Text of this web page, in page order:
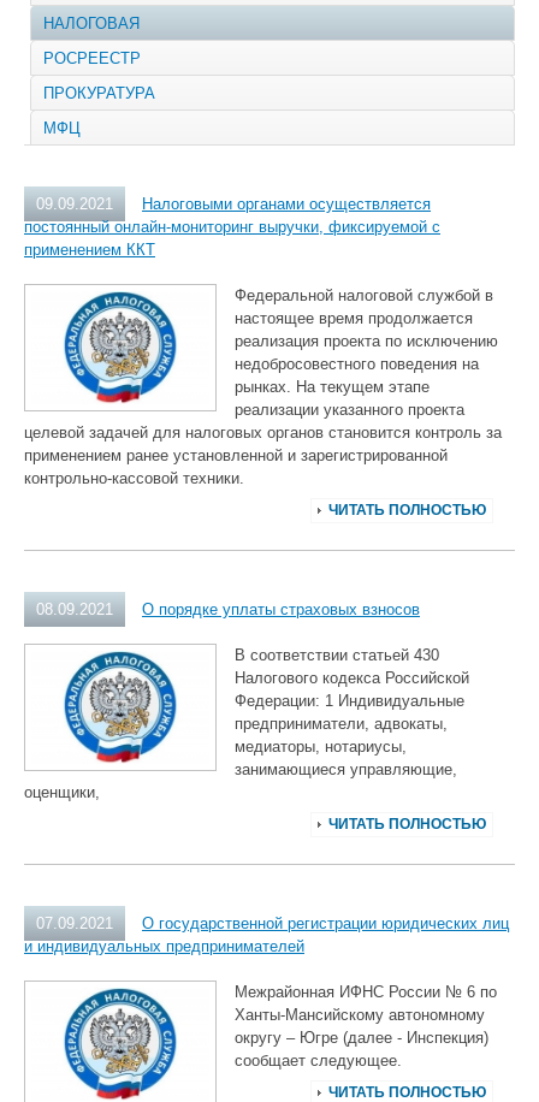
НАЛОГОВАЯ
РОСРЕЕСТР
ПРОКУРАТУРА
МФЦ
09.09.2021
Налоговыми органами осуществляется
постоянный онлайн-мониторинг выручки, фиксируемой с
применением ККТ
Федеральной налоговой службой в
настоящее время продолжается
реализация проекта по исключению
недобросовестного поведения на
рынках. На текущем этапе
реализации указанного проекта
целевой задачей для налоговых органов становится контроль за
применением ранее установленной и зарегистрированной
контрольно-кассовой техники.
ЧИТАТЬ ПОЛНОСТЬЮ
08.09.2021 О порядке уплаты страховых взносов
В соответствии статьей 430
Налогового кодекса Российской
Федерации: 1 Индивидуальные
предприниматели, адвокаты,
медиаторы, нотариусы,
занимающиеся управляющие,
оценщики,
ЧИТАТЬ ПОЛНОСТЬЮ
07.09.2021
О государственной регистрации юридических лиц
и индивидуальных предпринимателей
Межрайонная ИФНС России № 6 по
Ханты-Мансийскому автономному
округу ‒ Югре (далее - Инспекция)
сообщает следующее.
ЧИТАТЬ ПОЛНОСТЬЮ